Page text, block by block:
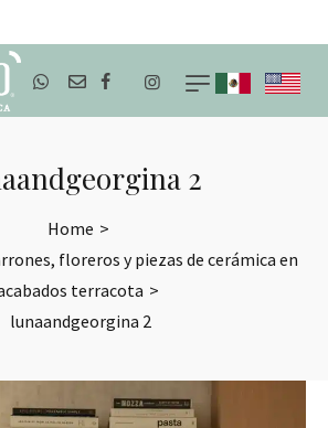
2
Home >
floreros y piezas de cerámica en
terracota >
lunaandgeorgina 2